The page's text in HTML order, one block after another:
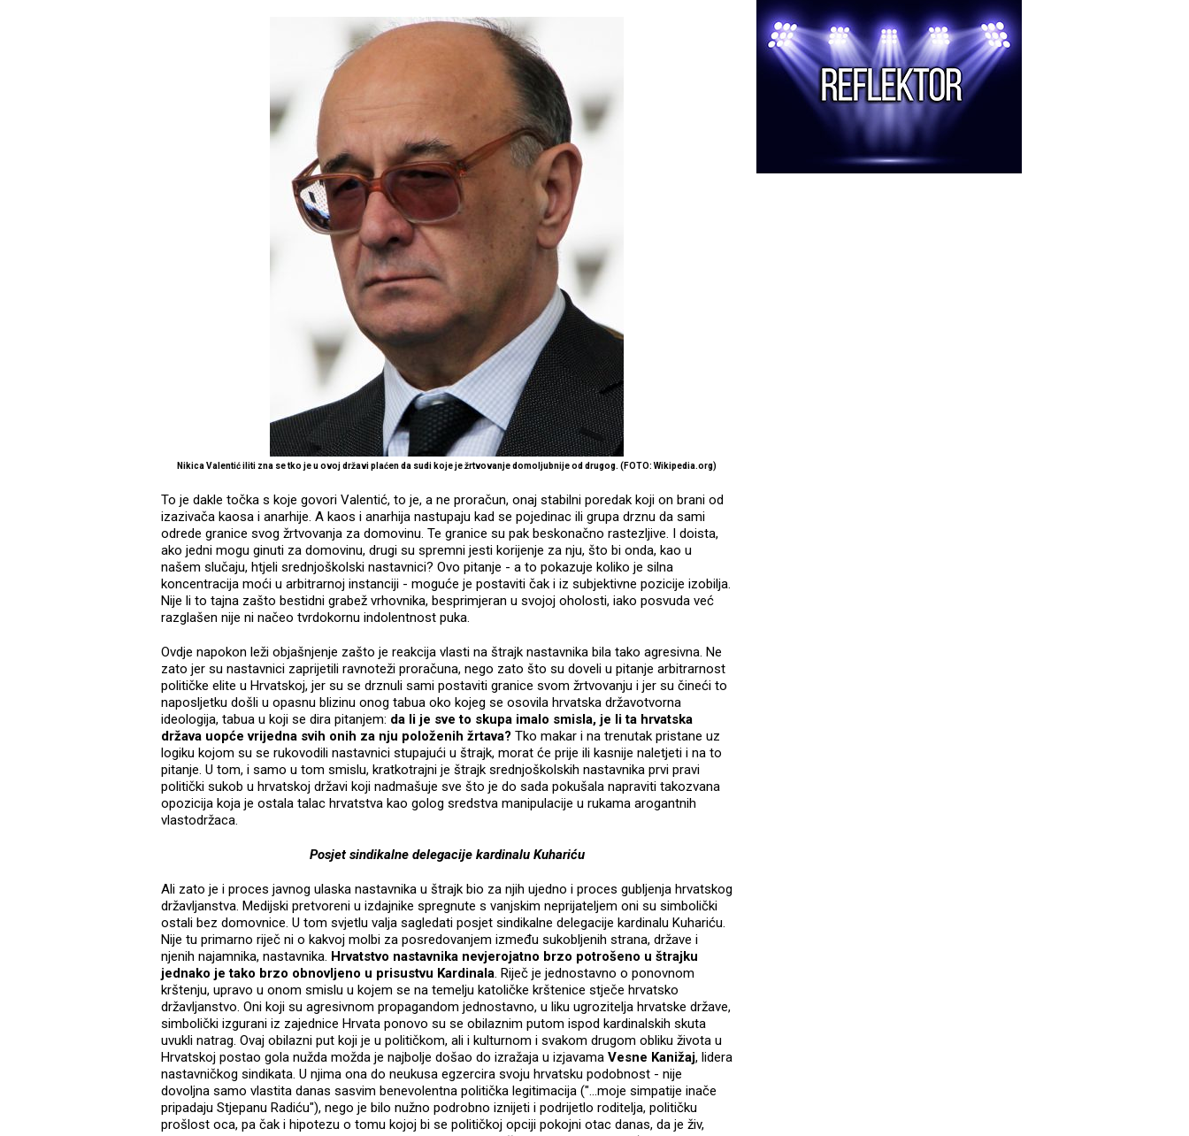
Nikica Valentić iliti zna se tko je u ovoj državi plaćen da sudi koje je žrtvovanje domoljubnije od drugog. (FOTO: Wikipedia.org)
To je dakle točka s koje govori Valentić, to je, a ne proračun, onaj stabilni poredak koji on brani od
izazivača kaosa i anarhije. A kaos i anarhija nastupaju kad se pojedinac ili grupa drznu da sami
odrede granice svog žrtvovanja za domovinu. Te granice su pak beskonačno rastezljive. I doista,
ako jedni mogu ginuti za domovinu, drugi su spremni jesti korijenje za nju, što bi onda, kao u
našem slučaju, htjeli srednjoškolski nastavnici? Ovo pitanje - a to pokazuje koliko je silna
koncentracija moći u arbitrarnoj instanciji - moguće je postaviti čak i iz subjektivne pozicije izobilja.
Nije li to tajna zašto bestidni grabež vrhovnika, besprimjeran u svojoj oholosti, iako posvuda već
razglašen nije ni načeo tvrdokornu indolentnost puka.
Ovdje napokon leži objašnjenje zašto je reakcija vlasti na štrajk nastavnika bila tako agresivna. Ne
zato jer su nastavnici zaprijetili ravnoteži proračuna, nego zato što su doveli u pitanje arbitrarnost
političke elite u Hrvatskoj, jer su se drznuli sami postaviti granice svom žrtvovanju i jer su čineći to
naposljetku došli u opasnu blizinu onog tabua oko kojeg se osovila hrvatska državotvorna
ideologija, tabua u koji se dira pitanjem: da li je sve to skupa imalo smisla, je li ta hrvatska
država uopće vrijedna svih onih za nju položenih žrtava? Tko makar i na trenutak pristane uz
logiku kojom su se rukovodili nastavnici stupajući u štrajk, morat će prije ili kasnije naletjeti i na to
pitanje. U tom, i samo u tom smislu, kratkotrajni je štrajk srednjoškolskih nastavnika prvi pravi
politički sukob u hrvatskoj državi koji nadmašuje sve što je do sada pokušala napraviti takozvana
opozicija koja je ostala talac hrvatstva kao golog sredstva manipulacije u rukama arogantnih
vlastodržaca.
Posjet sindikalne delegacije kardinalu Kuhariću
Ali zato je i proces javnog ulaska nastavnika u štrajk bio za njih ujedno i proces gubljenja hrvatskog
državljanstva. Medijski pretvoreni u izdajnike spregnute s vanjskim neprijateljem oni su simbolički
ostali bez domovnice. U tom svjetlu valja sagledati posjet sindikalne delegacije kardinalu Kuhariću.
Nije tu primarno riječ ni o kakvoj molbi za posredovanjem između sukobljenih strana, države i
njenih najamnika, nastavnika. Hrvatstvo nastavnika nevjerojatno brzo potrošeno u štrajku
jednako je tako brzo obnovljeno u prisustvu Kardinala. Riječ je jednostavno o ponovnom
krštenju, upravo u onom smislu u kojem se na temelju katoličke krštenice stječe hrvatsko
državljanstvo. Oni koji su agresivnom propagandom jednostavno, u liku ugrozitelja hrvatske države,
simbolički izgurani iz zajednice Hrvata ponovo su se obilaznim putom ispod kardinalskih skuta
uvukli natrag. Ovaj obilazni put koji je u političkom, ali i kulturnom i svakom drugom obliku života u
Hrvatskoj postao gola nužda možda je najbolje došao do izražaja u izjavama Vesne Kanižaj, lidera
nastavničkog sindikata. U njima ona do neukusa egzercira svoju hrvatsku podobnost - nije
dovoljna samo vlastita danas sasvim benevolentna politička legitimacija ("...moje simpatije inače
pripadaju Stjepanu Radiću"), nego je bilo nužno podrobno iznijeti i podrijetlo roditelja, političku
prošlost oca, pa čak i hipotezu o tomu kojoj bi se političkoj opciji pokojni otac danas, da je živ,